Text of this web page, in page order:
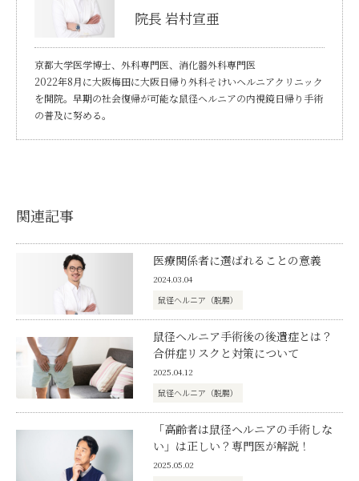
院長 岩村宣亜
京都大学医学博士、外科専門医、消化器外科専門医
2022年8月に大阪梅田に大阪日帰り外科そけいヘルニアクリニック
を開院。早期の社会復帰が可能な鼠径ヘルニアの内視鏡日帰り手術
の普及に努める。
関連記事
医療関係者に選ばれることの意義
2024.03.04
鼠径ヘルニア（脱腸）
鼠径ヘルニア手術後の後遺症とは？
合併症リスクと対策について
2025.04.12
鼠径ヘルニア（脱腸）
「高齢者は鼠径ヘルニアの手術しな
い」は正しい？専門医が解説！
2025.05.02